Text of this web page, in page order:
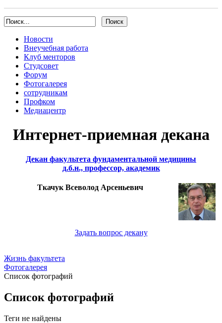
Новости
Внеучебная работа
Клуб менторов
Студсовет
Форум
Фотогалерея
сотрудникам
Профком
Медиацентр
Интернет-приемная декана
Декан факультета фундаментальной медицины
д.б.н., профессор, академик
Ткачук Всеволод Арсеньевич
Задать вопрос декану
Жизнь факультета
Фотогалерея
Список фотографий
Список фотографий
Теги не найдены